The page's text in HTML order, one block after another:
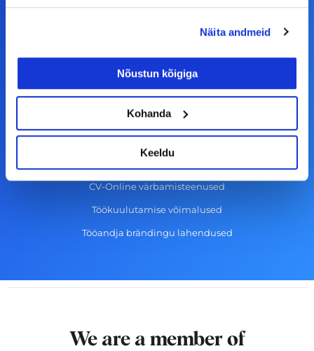
Näita andmeid
Nõustun kõigiga
Kohanda
Keeldu
o
-
r
m
i
e
Aktiveeri tööpakkumiste teavitus
KKK
Kasutustingimused
Tööandjale
CV-Online värbamisteenused
Töökuulutamise võimalused
Tööandja brändingu lahendused
We are a member of